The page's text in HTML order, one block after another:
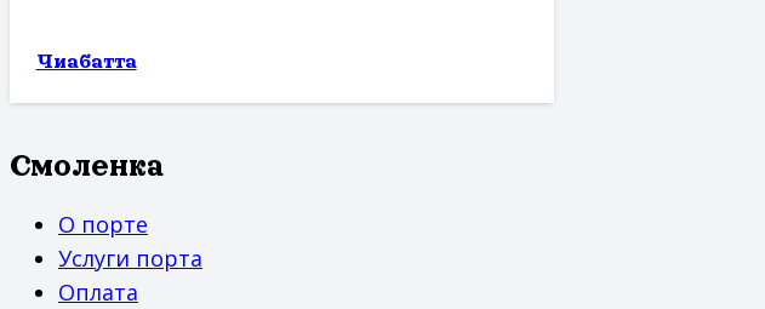
Чиабатта
Смоленка
О порте
Услуги порта
Оплата